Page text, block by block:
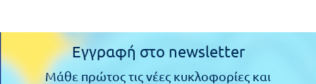
Εγγραφή στο newsletter
Μάθε πρώτος τις νέες κυκλοφορίες και